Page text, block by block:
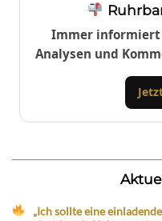
Immer informiert
Analysen und
„Ich sollte eine